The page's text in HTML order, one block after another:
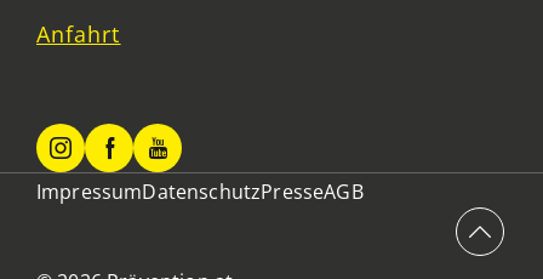
Anfahrt
ImpressumDatenschutzPresseAGB